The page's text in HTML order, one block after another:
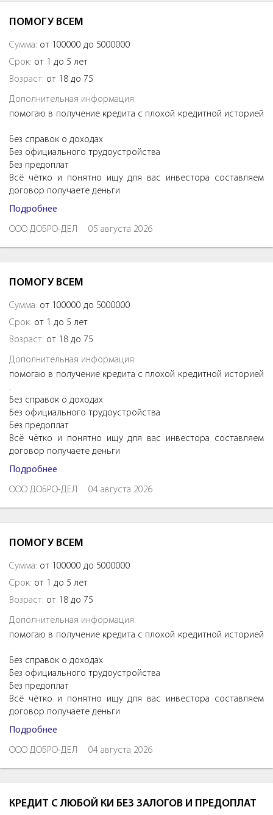
ПОМОГУ ВСЕМ
Сумма: от 100000 до 5000000
Срок: от 1 до 5 лет
Возраст: от 18 до 75
Дополнительная информация:
помогаю в получение кредита с плохой кредитной историей
.
Без справок о доходах
Без официального трудоустройства
Без предоплат
Всё чётко и понятно ищу для вас инвестора составляем
договор получаете деньги
Подробнее
ООО ДОБРО-ДЕЛ 05 августа 2026
ПОМОГУ ВСЕМ
Сумма: от 100000 до 5000000
Срок: от 1 до 5 лет
Возраст: от 18 до 75
Дополнительная информация:
помогаю в получение кредита с плохой кредитной историей
.
Без справок о доходах
Без официального трудоустройства
Без предоплат
Всё чётко и понятно ищу для вас инвестора составляем
договор получаете деньги
Подробнее
ООО ДОБРО-ДЕЛ 04 августа 2026
ПОМОГУ ВСЕМ
Сумма: от 100000 до 5000000
Срок: от 1 до 5 лет
Возраст: от 18 до 75
Дополнительная информация:
помогаю в получение кредита с плохой кредитной историей
.
Без справок о доходах
Без официального трудоустройства
Без предоплат
Всё чётко и понятно ищу для вас инвестора составляем
договор получаете деньги
Подробнее
ООО ДОБРО-ДЕЛ 04 августа 2026
КРЕДИТ С ЛЮБОЙ КИ БЕЗ ЗАЛОГОВ И ПРЕДОПЛАТ